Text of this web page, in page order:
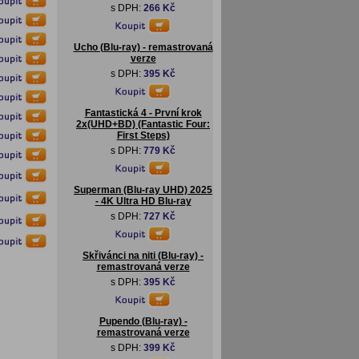
s DPH: 266 Kč
Ucho (Blu-ray) - remastrovaná
verze
s DPH: 395 Kč
Fantastická 4 - První krok
2x(UHD+BD) (Fantastic Four:
First Steps)
s DPH: 779 Kč
Superman (Blu-ray UHD) 2025
- 4K Ultra HD Blu-ray
s DPH: 727 Kč
Skřivánci na niti (Blu-ray) -
remastrovaná verze
s DPH: 395 Kč
Pupendo (Blu-ray) -
remastrovaná verze
s DPH: 399 Kč